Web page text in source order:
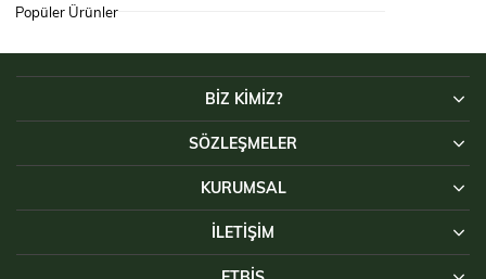
BİZ KİMİZ?
SÖZLEŞMELER
KURUMSAL
İLETIŞIM
Popüler Ürünler